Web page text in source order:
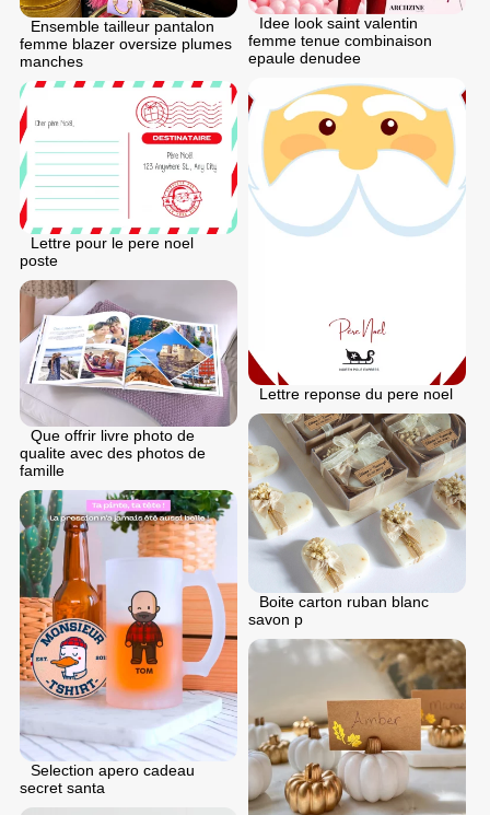
Idee look saint valentin
femme tenue combinaison
epaule denudee
Ensemble tailleur pantalon
femme blazer oversize plumes
manches
Lettre reponse du pere noel
Lettre pour le pere noel
poste
Que offrir livre photo de
qualite avec des photos de
famille
Boite carton ruban blanc
savon p
Selection apero cadeau
secret santa